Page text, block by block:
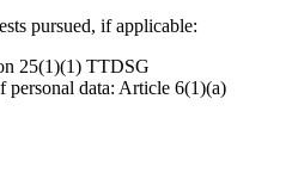
pursued, if applicable:
25(1)(1) TTDSG
personal data: Article 6(1)(a)